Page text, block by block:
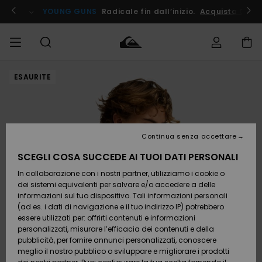
informazioni
prodotto
! YOUNG GUNS Radicale fin dall’inizio. Acquista Ora
UOMO Abbigliamento
Accessori
Calzature
e
infradito
Surf /
Acqua
Abbigliamento
Accessori
Calzature
e
infradito
Surf /
Acqua
Nuovi
Da
Scoprire
Snow
SURF
Surf Shop
Uomo
Highlights
Comunità
SNOW
Shop
Uomo
Shop
Snow
Shop
Donna
OUTLET
Outlet
Uomo
Outlet
Donna
Accedi al tuo
ordine
Spedizione
Pagamento
Buono regalo
Quiksilver
Freedom
ESAURITE
SCEGLI COSA SUCCEDE AI TUOI DATI PERSONALI
In collaborazione con i nostri partner, utilizziamo i cookie o
dei sistemi equivalenti per salvare e/o accedere a delle
informazioni sul tuo dispositivo. Tali informazioni personali
(ad es. i dati di navigazione e il tuo indirizzo IP) potrebbero
essere utilizzati per: offrirti contenuti e informazioni
personalizzati, misurare l’efficacia dei contenuti e della
pubblicità, per fornire annunci personalizzati, conoscere
meglio il nostro pubblico o sviluppare e migliorare i prodotti
Continua senza accettare